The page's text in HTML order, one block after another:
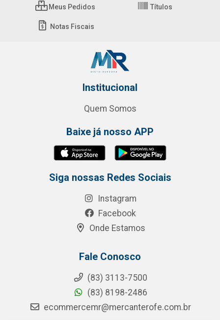
Meus Pedidos Títulos
Notas Fiscais
Institucional
Quem Somos
Baixe já nosso APP
Siga nossas Redes Sociais
Instagram
Facebook
Onde Estamos
Fale Conosco
(83) 3113-7500
(83) 8198-2486
ecommercemr@mercanterofe.com.br